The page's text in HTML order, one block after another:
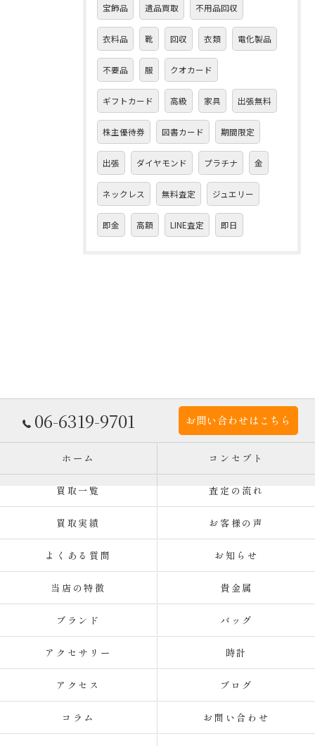
宝飾品 遺品買取 不用品回収
衣料品 靴 回収 衣類 電化製品
不要品 服 クオカード
ギフトカード 高級 家具 出張無料
株主優待券 図書カード 期間限定
出張 ダイヤモンド プラチナ 金
ネックレス 無料査定 ジュエリー
即金 高額 LINE査定 即日
06-6319-9701 お問い合わせはこちら
ホーム コンセプト
買取一覧 査定の流れ
買取実績 お客様の声
よくある質問 お知らせ
当店の特徴 貴金属
ブランド バッグ
アクセサリー 時計
アクセス ブログ
コラム お問い合わせ